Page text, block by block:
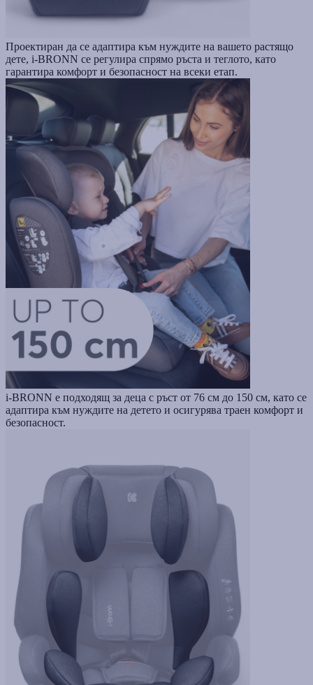
Проектиран да се адаптира към нуждите на вашето растящо
дете, i-BRONN се регулира спрямо ръста и теглото, като
гарантира комфорт и безопасност на всеки етап.
i-BRONN е подходящ за деца с ръст от 76 см до 150 см, като се
адаптира към нуждите на детето и осигурява траен комфорт и
безопасност.